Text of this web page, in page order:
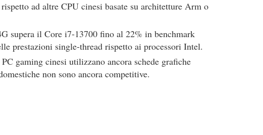
ad altre CPU cinesi basate su architetture Arm o
supera il Core i7-13700 fino al 22% in benchmark
prestazioni single-thread rispetto ai processori Intel.
gaming cinesi utilizzano ancora schede grafiche
non sono ancora competitive.